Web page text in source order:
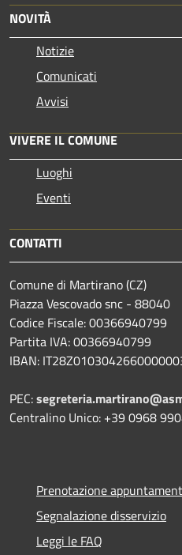
NOVITÀ
Notizie
Comunicati
Avvisi
VIVERE IL COMUNE
Luoghi
Eventi
CONTATTI
Comune di Martirano (CZ)
Piazza Vescovado snc - 88040
Codice Fiscale: 00366940799
Partita IVA: 00366940799
IBAN:
PEC:
Centralino Unico: +39 0968
Prenotazione
Segnalazione disservizio
Leggi le FAQ